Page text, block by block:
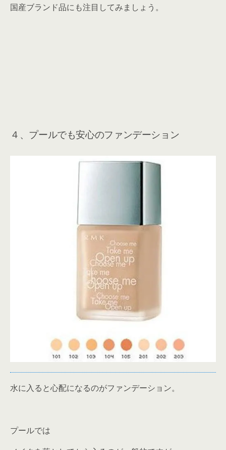
国産ブランド品にも注目してみましょう。
４、プールでも安心のファンデーション
水に入ると心配になるのがファンデーション。
プールでは